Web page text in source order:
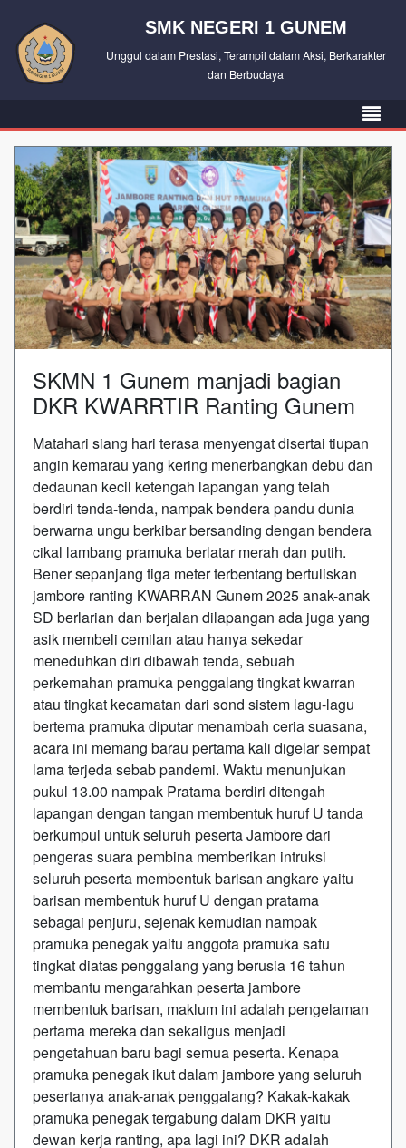
SMK NEGERI 1 GUNEM
Unggul dalam Prestasi, Terampil dalam Aksi, Berkarakter
dan Berbudaya
SKMN 1 Gunem manjadi bagian
DKR KWARRTIR Ranting Gunem
Matahari siang hari terasa menyengat disertai tiupan
angin kemarau yang kering menerbangkan debu dan
dedaunan kecil ketengah lapangan yang telah
berdiri tenda-tenda, nampak bendera pandu dunia
berwarna ungu berkibar bersanding dengan bendera
cikal lambang pramuka berlatar merah dan putih.
Bener sepanjang tiga meter terbentang bertuliskan
jambore ranting KWARRAN Gunem 2025 anak-anak
SD berlarian dan berjalan dilapangan ada juga yang
asik membeli cemilan atau hanya sekedar
meneduhkan diri dibawah tenda, sebuah
perkemahan pramuka penggalang tingkat kwarran
atau tingkat kecamatan dari sond sistem lagu-lagu
bertema pramuka diputar menambah ceria suasana,
acara ini memang barau pertama kali digelar sempat
lama terjeda sebab pandemi. Waktu menunjukan
pukul 13.00 nampak Pratama berdiri ditengah
lapangan dengan tangan membentuk huruf U tanda
berkumpul untuk seluruh peserta Jambore dari
pengeras suara pembina memberikan intruksi
seluruh peserta membentuk barisan angkare yaitu
barisan membentuk huruf U dengan pratama
sebagai penjuru, sejenak kemudian nampak
pramuka penegak yaitu anggota pramuka satu
tingkat diatas penggalang yang berusia 16 tahun
membantu mengarahkan peserta jambore
membentuk barisan, maklum ini adalah pengelaman
pertama mereka dan sekaligus menjadi
pengetahuan baru bagi semua peserta. Kenapa
pramuka penegak ikut dalam jambore yang seluruh
pesertanya anak-anak penggalang? Kakak-kakak
pramuka penegak tergabung dalam DKR yaitu
dewan kerja ranting, apa lagi ini? DKR adalah